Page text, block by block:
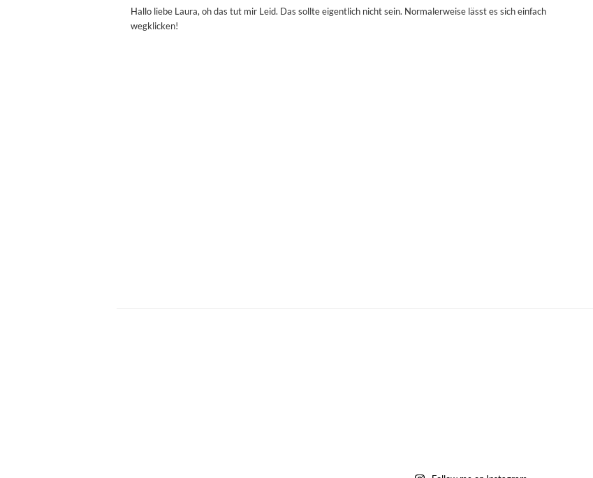
Hallo liebe Laura, oh das tut mir Leid. Das sollte eigentlich nicht sein. Normalerweise lässt es sich einfach
wegklicken!